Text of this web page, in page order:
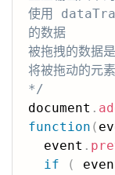
使用
的数据
被拖拽的数
将被拖动的元
*/
document .
function (
  event
.
if
(